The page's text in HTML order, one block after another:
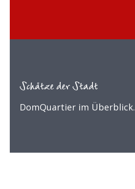
Schätze der Stadt
DomQuartier im Überblick.